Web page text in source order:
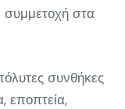
στα
συνθήκες
εποπτεία,